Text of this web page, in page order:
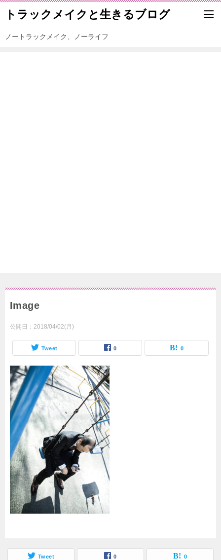
トラックメイクと生きるブログ
ノートラックメイク、ノーライフ
Image
公開日： 2018/04/02(月)
Tweet 0 0
Tweet 0 0